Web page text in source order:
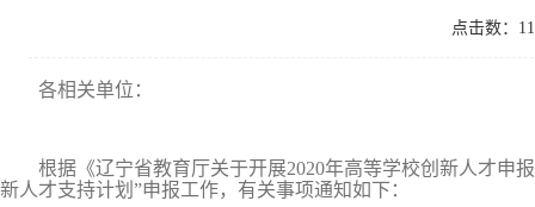
点击数：
各相关单位：
根据《辽宁省教育厅关于开展2020年高等学校创新人才申报
新人才支持计划”申报工作，有关事项通知如下：